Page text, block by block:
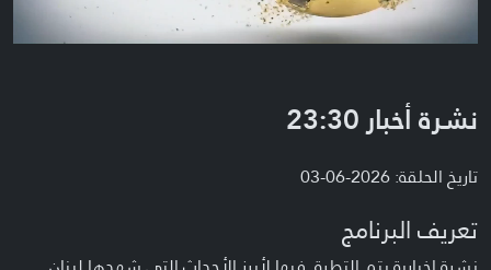
نشرة أخبار 23:30
تاريخ الحلقة: 2026-06-03
تعريف البرنامج